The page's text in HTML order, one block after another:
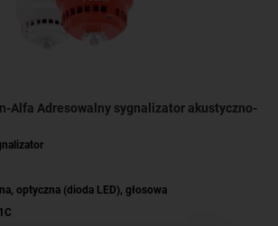
Alfa Adresowalny sygnalizator akustyczno-
optyczna (dioda LED) głosowa